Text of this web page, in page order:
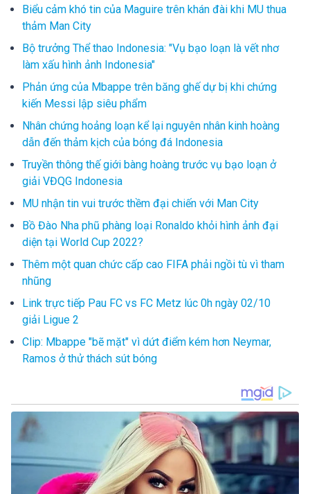
Biểu cảm khó tin của Maguire trên khán đài khi MU thua
thảm Man City
Bộ trưởng Thể thao Indonesia: "Vụ bạo loạn là vết nhơ
làm xấu hình ảnh Indonesia"
Phản ứng của Mbappe trên băng ghế dự bị khi chứng
kiến Messi lập siêu phẩm
Nhân chứng hoảng loạn kể lại nguyên nhân kinh hoàng
dẫn đến thảm kịch của bóng đá Indonesia
Truyền thông thế giới bàng hoàng trước vụ bạo loạn ở
giải VĐQG Indonesia
MU nhận tin vui trước thềm đại chiến với Man City
Bồ Đào Nha phũ phàng loại Ronaldo khỏi hình ảnh đại
diện tại World Cup 2022?
Thêm một quan chức cấp cao FIFA phải ngồi tù vì tham
nhũng
Link trực tiếp Pau FC vs FC Metz lúc 0h ngày 02/10
giải Ligue 2
Clip: Mbappe "bẽ mặt" vì dứt điểm kém hơn Neymar,
Ramos ở thử thách sút bóng